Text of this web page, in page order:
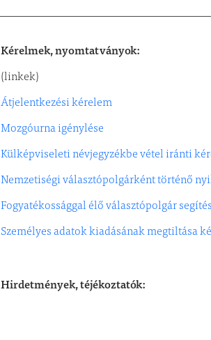
Kérelmek, nyomtatványok:
(linkek)
Átjelentkezési kérelem
Mozgóurna igénylése
Külképviseleti névjegyzékbe vétel iránti
Nemzetiségi választópolgárként történő
Fogyatékossággal élő választópolgár
Személyes adatok kiadásának megtiltása
Hirdetmények, téjékoztatók: